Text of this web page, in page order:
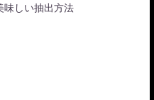
味しい抽出方法